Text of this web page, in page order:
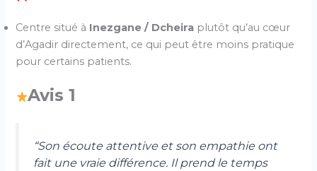
Centre situé à Inezgane / Dcheira plutôt qu’au cœur
d’Agadir directement, ce qui peut être moins pratique
pour certains patients.
Avis 1
“Son écoute attentive et son empathie ont
fait une vraie différence. Il prend le temps